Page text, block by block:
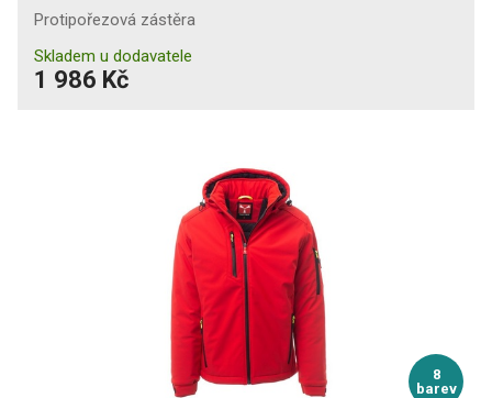
Protipořezová zástěra
Skladem u dodavatele
1 986 Kč
8
barev